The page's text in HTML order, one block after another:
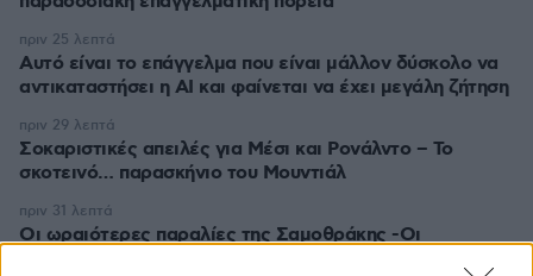
Αυτό είναι το επάγγελμα που είναι μάλλον δύσκολο να
αντικαταστήσει η AI και φαίνεται να έχει μεγάλη ζήτηση
πριν 25 λεπτά
Σοκαριστικές απειλές για Μέσι και Ρονάλντο – Το
σκοτεινό… παρασκήνιο του Μουντιάλ
πριν 29 λεπτά
Οι ωραιότερες παραλίες της Σαμοθράκης -Οι
πριν 31 λεπτά